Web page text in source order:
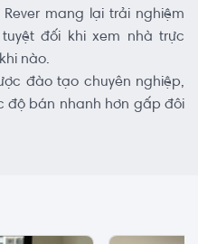
mang lại trải nghiệm
đối khi xem nhà trực
nào.
đào tạo chuyên nghiệp,
độ bán nhanh hơn gấp đôi